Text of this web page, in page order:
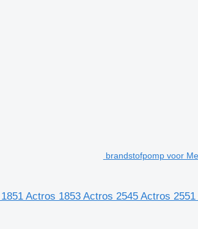
brandstofpomp voor
Actros 1853 Actros 2545 Actros